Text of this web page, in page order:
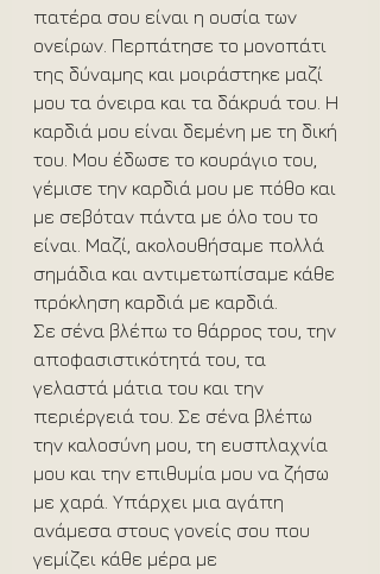
πατέρα σου είναι η ουσία των
ονείρων. Περπάτησε το μονοπάτι
της δύναμης και μοιράστηκε μαζί
μου τα όνειρα και τα δάκρυά του. Η
καρδιά μου είναι δεμένη με τη δική
του. Μου έδωσε το κουράγιο του,
γέμισε την καρδιά μου με πόθο και
με σεβόταν πάντα με όλο του το
είναι. Μαζί, ακολουθήσαμε πολλά
σημάδια και αντιμετωπίσαμε κάθε
πρόκληση καρδιά με καρδιά.
Σε σένα βλέπω το θάρρος του, την
αποφασιστικότητά του, τα
γελαστά μάτια του και την
περιέργειά του. Σε σένα βλέπω
την καλοσύνη μου, τη ευσπλαχνία
μου και την επιθυμία μου να ζήσω
με χαρά. Υπάρχει μια αγάπη
ανάμεσα στους γονείς σου που
γεμίζει κάθε μέρα με